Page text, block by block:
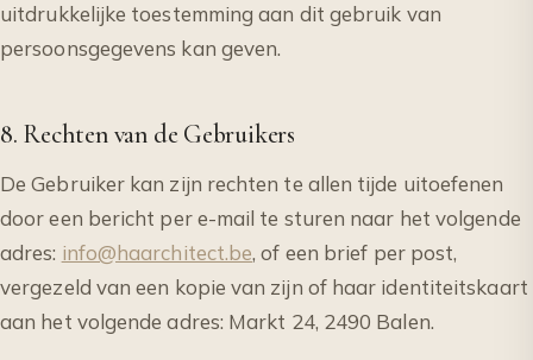
uitdrukkelijke toestemming aan dit gebruik van
persoonsgegevens kan geven.
8. Rechten van de Gebruikers
De Gebruiker kan zijn rechten te allen tijde uitoefenen
door een bericht per e-mail te sturen naar het volgende
adres: info@haarchitect.be, of een brief per post,
vergezeld van een kopie van zijn of haar identiteitskaart
aan het volgende adres: Markt 24, 2490 Balen.